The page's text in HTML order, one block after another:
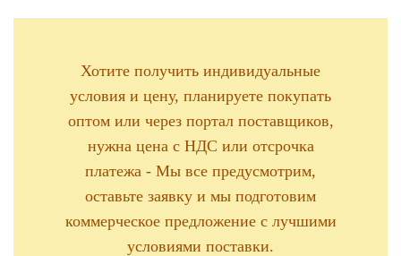
Хотите получить индивидуальные
условия и цену, планируете покупать
оптом или через портал поставщиков,
нужна цена с НДС или отсрочка
платежа - Мы все предусмотрим,
оставьте заявку и мы подготовим
коммерческое предложение с лучшими
условиями поставки.